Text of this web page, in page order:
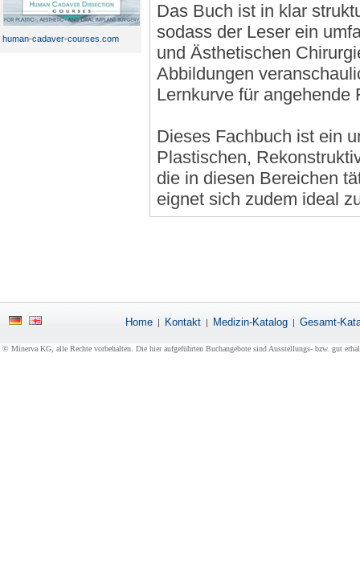
human-cadaver-courses.com
Das Buch ist in klar
sodass der Leser ein
und Ästhetischen
Abbildungen
Lernkurve für angehende
Dieses Fachbuch ist ein
Plastischen,
die in diesen Bereichen
eignet sich zudem ideal
Home | Kontakt | Medizin-Katalog | Gesamt-
© Minerva KG, alle Rechte vorbehalten. Die hier aufgeführten Buchangebote sind Ausstellungs- bzw. gut